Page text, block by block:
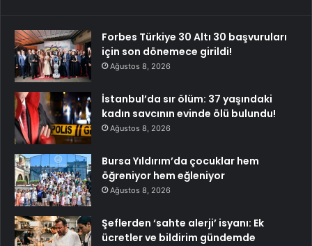
Forbes Türkiye 30 Altı 30 başvuruları
için son dönemece girildi!
Ağustos 8, 2026
İstanbul’da sır ölüm: 37 yaşındaki
kadın savcının evinde ölü bulundu!
Ağustos 8, 2026
Bursa Yıldırım’da çocuklar hem
öğreniyor hem eğleniyor
Ağustos 8, 2026
Şeflerden ‘sahte alerji’ isyanı: Ek
ücretler ve bildirim gündemde